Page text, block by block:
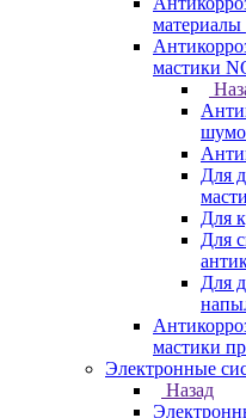
материалы
мастики
Для
Для
Для
Для
мастики
Электронные
Назад